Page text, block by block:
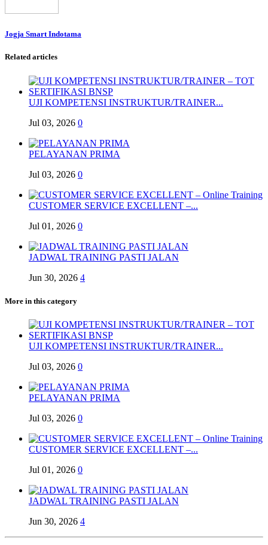
Jogja Smart Indotama
Related articles
UJI KOMPETENSI INSTRUKTUR/TRAINER...
Jul 03, 2026 0
PELAYANAN PRIMA
Jul 03, 2026 0
CUSTOMER SERVICE EXCELLENT –...
Jul 01, 2026 0
JADWAL TRAINING PASTI JALAN
Jun 30, 2026 4
More in this category
UJI KOMPETENSI INSTRUKTUR/TRAINER...
Jul 03, 2026 0
PELAYANAN PRIMA
Jul 03, 2026 0
CUSTOMER SERVICE EXCELLENT –...
Jul 01, 2026 0
JADWAL TRAINING PASTI JALAN
Jun 30, 2026 4